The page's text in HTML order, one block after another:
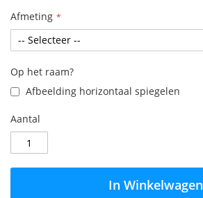
Afmeting
Op het raam?
Afbeelding horizontaal spiegelen
Aantal
In Winkelwagen